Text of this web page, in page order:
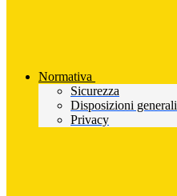
Normativa
Sicurezza
Disposizioni generali
Privacy